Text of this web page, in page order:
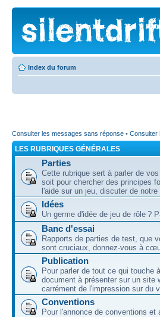
Index du forum
Consulter les messages sans réponse • Consulter
LES RUBRIQUES GÉNÉRALES
Parties
Cette rubrique sert à parler de
soit pour chercher des principes
l'aide sur un jeu, discuter de
Idées
Un germe d'idée de jeu de rôle ?
Banc d'essai
Rapports de parties de test, que
sont cruciaux, donnez-vous à
Publication
Pour parler de tout ce qui touche
document à présenter sur un site
carrément de l'impression sur du
Conventions
Pour l'annonce de conventions